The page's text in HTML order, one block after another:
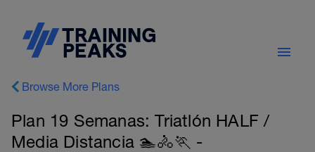
Browse More Plans
Plan 19 Semanas: Triatlón HALF /
Media Distancia 🏊🚴🏃 -